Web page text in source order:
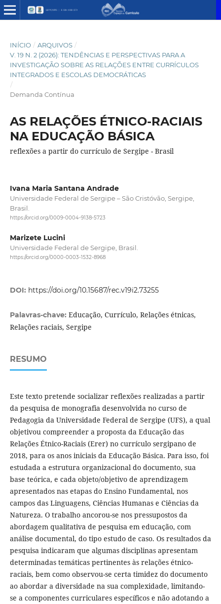
INÍCIO / ARQUIVOS /
V. 19 N. 2 (2026): TENDÊNCIAS E PERSPECTIVAS PARA A
INVESTIGAÇÃO SOBRE AS RELAÇÕES ENTRE CURRÍCULOS
INTEGRADOS E ESCOLAS DEMOCRÁTICAS
/
Demanda Contínua
AS RELAÇÕES ÉTNICO-RACIAIS
NA EDUCAÇÃO BÁSICA
reflexões a partir do currículo de Sergipe - Brasil
Ivana Maria Santana Andrade
Universidade Federal de Sergipe – São Cristóvão, Sergipe,
Brasil.
https://orcid.org/0009-0004-9138-5723
Marizete Lucini
Universidade Federal de Sergipe, Brasil.
https://orcid.org/0000-0003-1532-8968
DOI: https://doi.org/10.15687/rec.v19i2.73255
Palavras-chave: Educação, Currículo, Relações étnicas,
Relações raciais, Sergipe
RESUMO
Este texto pretende socializar reflexões realizadas a partir
da pesquisa de monografia desenvolvida no curso de
Pedagogia da Universidade Federal de Sergipe (UFS), a qual
objetivou compreender a proposta da Educação das
Relações Étnico-Raciais (Erer) no currículo sergipano de
2018, para os anos iniciais da Educação Básica. Para isso, foi
estudada a estrutura organizacional do documento, sua
base teórica, e cada objeto/objetivo de aprendizagem
apresentados nas etapas do Ensino Fundamental, nos
campos das Linguagens, Ciências Humanas e Ciências da
Natureza. O trabalho ancorou-se nos pressupostos da
abordagem qualitativa de pesquisa em educação, com
análise documental, do tipo estudo de caso. Os resultados da
pesquisa indicaram que algumas disciplinas apresentam
determinadas temáticas pertinentes às relações étnico-
raciais, bem como observou-se certa timidez do documento
ao abordar a diversidade na sua complexidade, limitando-
se a componentes curriculares específicos e não adotando a